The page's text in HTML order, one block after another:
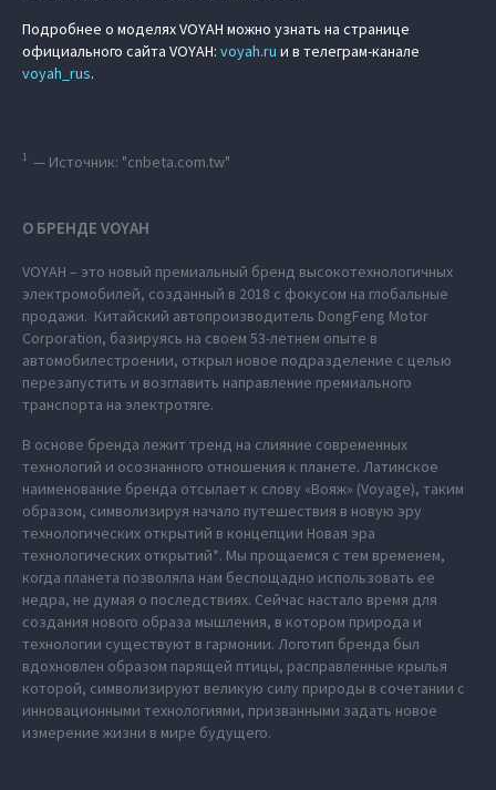
Подробнее о моделях VOYAH можно узнать на странице
официального сайта VOYAH: voyah.ru и в телеграм-канале
voyah_rus.
1 — Источник: "cnbeta.com.tw"
О БРЕНДЕ VOYAH
VOYAH – это новый премиальный бренд высокотехнологичных
электромобилей, созданный в 2018 с фокусом на глобальные
продажи. Китайский автопроизводитель DongFeng Motor
Corporation, базируясь на своем 53-летнем опыте в
автомобилестроении, открыл новое подразделение с целью
перезапустить и возглавить направление премиального
транспорта на электротяге.
В основе бренда лежит тренд на слияние современных
технологий и осознанного отношения к планете. Латинское
наименование бренда отсылает к слову «Вояж» (Voyage), таким
образом, символизируя начало путешествия в новую эру
технологических открытий в концепции Новая эра
технологических открытий*. Мы прощаемся с тем временем,
когда планета позволяла нам беспощадно использовать ее
недра, не думая о последствиях. Сейчас настало время для
создания нового образа мышления, в котором природа и
технологии существуют в гармонии. Логотип бренда был
вдохновлен образом парящей птицы, расправленные крылья
которой, символизируют великую силу природы в сочетании с
инновационными технологиями, призванными задать новое
измерение жизни в мире будущего.